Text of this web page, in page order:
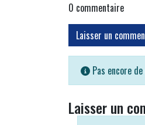
0 commentaire
Laisser un
Pas encore
Laisser un